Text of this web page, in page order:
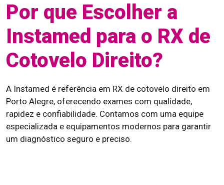
Por que Escolher a
Instamed para o RX de
Cotovelo Direito?
A Instamed é referência em RX de cotovelo direito em
Porto Alegre, oferecendo exames com qualidade,
rapidez e confiabilidade. Contamos com uma equipe
especializada e equipamentos modernos para garantir
um diagnóstico seguro e preciso.